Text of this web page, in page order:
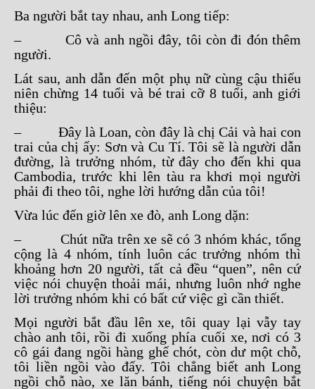
Ba người bắt tay nhau, anh Long tiếp:
– Cô và anh ngồi đây, tôi còn đi đón thêm
người.
Lát sau, anh dẫn đến một phụ nữ cùng cậu thiếu
niên chừng 14 tuổi và bé trai cỡ 8 tuổi, anh giới
thiệu:
– Đây là Loan, còn đây là chị Cải và hai con
trai của chị ấy: Sơn và Cu Tí. Tôi sẽ là người dẫn
đường, là trưởng nhóm, từ đây cho đến khi qua
Cambodia, trước khi lên tàu ra khơi mọi người
phải đi theo tôi, nghe lời hướng dẫn của tôi!
Vừa lúc đến giờ lên xe đò, anh Long dặn:
– Chút nữa trên xe sẽ có 3 nhóm khác, tổng
cộng là 4 nhóm, tính luôn các trưởng nhóm thì
khoảng hơn 20 người, tất cả đều “quen”, nên cứ
việc nói chuyện thoải mái, nhưng luôn nhớ nghe
lời trưởng nhóm khi có bất cứ việc gì cần thiết.
Mọi người bắt đầu lên xe, tôi quay lại vẫy tay
chào anh tôi, rồi đi xuống phía cuối xe, nơi có 3
cô gái đang ngồi hàng ghế chót, còn dư một chỗ,
tôi liền ngồi vào đấy. Tôi chẳng biết anh Long
ngồi chỗ nào, xe lăn bánh, tiếng nói chuyện bắt